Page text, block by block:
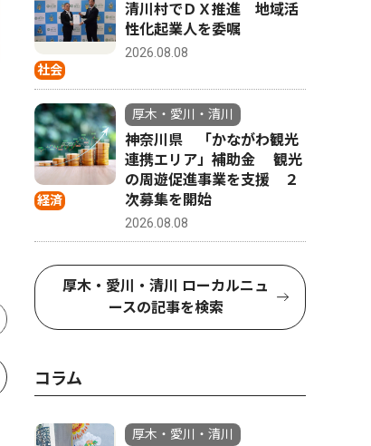
文化
厚木・愛川・清川 2026.08.08
「きよかわごはん」開設 36
レシピ公開
愛川町の
長インタ
社会
清川村でＤＸ推進 地域活
性化起業人を委嘱
2026.08.08
経済
厚木・愛川・清川
神奈川県 「かながわ観光
連携エリア」補助金 観光
の周遊促進事業を支援 ２
次募集を開始
2026.08.08
厚木・愛川・清川 ローカルニュ
ースの記事を検索
コラム
厚木・愛川・清川